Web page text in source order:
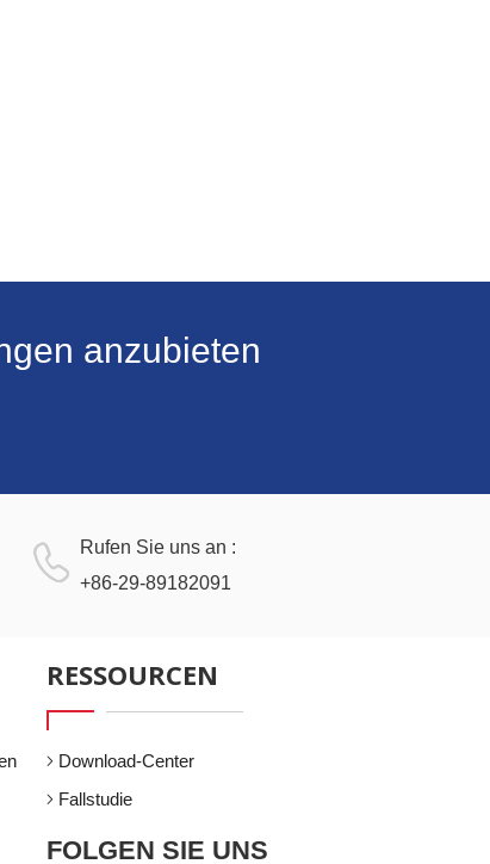
anzubieten
Rufen Sie uns an :
+86-29-89182091
RESSOURCEN
Download-Center
Fallstudie
FOLGEN SIE UNS